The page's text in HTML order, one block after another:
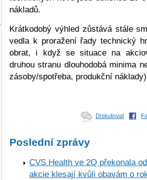
nákladů.
Krátkodobý výhled zůstává stále
vedla k proražení řady technický
obrat, i když se situace na
druhou stranu dlouhodobá minima
zásoby/spotřeba, produkční
Diskutovat
Poslední zprávy
CVS Health ve 2Q překonala
akcie klesají kvůli obavám o